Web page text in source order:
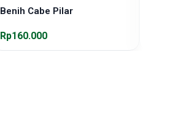
Benih Cabe Pilar
Rp160.000